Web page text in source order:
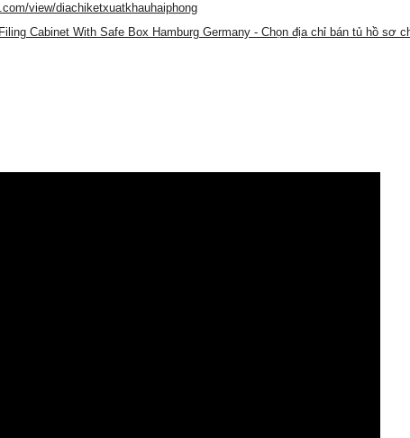
view/diachiketxuatkhauhaiphong
Cabinet With Safe Box Hamburg Germany - Chọn địa chỉ bán tủ hồ sơ